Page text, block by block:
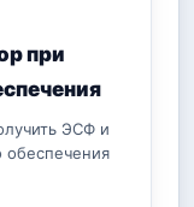
при
ЭСФ и
обеспечения